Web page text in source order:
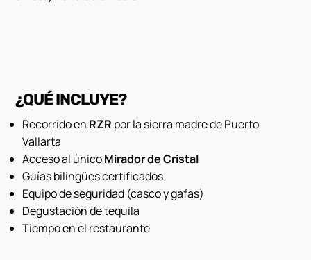
¿QUÉ INCLUYE?
Recorrido en RZR por la sierra madre de Puerto
Vallarta
Acceso al únicoMirador de Cristal
Guías bilingües certificados
Equipo de seguridad (casco y gafas)
Degustación de tequila
Tiempo en el restaurante